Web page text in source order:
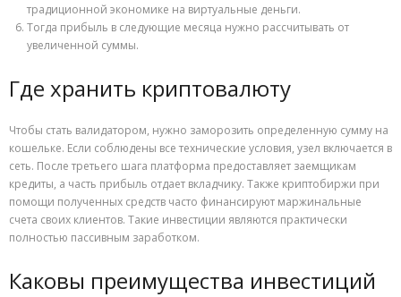
традиционной экономике на виртуальные деньги.
Тогда прибыль в следующие месяца нужно рассчитывать от
увеличенной суммы.
Где хранить криптовалюту
Чтобы стать валидатором, нужно заморозить определенную сумму на
кошельке. Если соблюдены все технические условия, узел включается в
сеть. После третьего шага платформа предоставляет заемщикам
кредиты, а часть прибыль отдает вкладчику. Также криптобиржи при
помощи полученных средств часто финансируют маржинальные
счета своих клиентов. Такие инвестиции являются практически
полностью пассивным заработком.
Каковы преимущества инвестиций